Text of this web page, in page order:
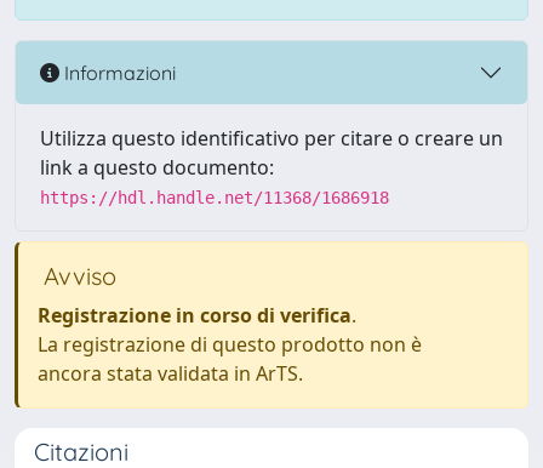
Informazioni
Utilizza questo identificativo per citare o creare un
link a questo documento:
https://hdl.handle.net/11368/1686918
Avviso
Registrazione in corso di verifica.
La registrazione di questo prodotto non è
ancora stata validata in ArTS.
Citazioni